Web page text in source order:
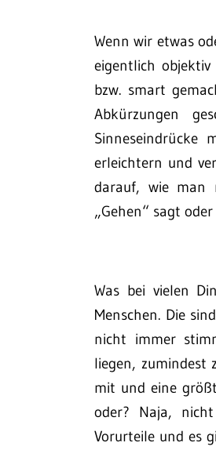
Wenn wir etwas
eigentlich
bzw. smart
Abkürzungen
Sinneseindrücke
erleichtern und
darauf, wie man
„Gehen“ sagt
Was bei vielen
Menschen. Die
nicht immer
liegen, zumindest
mit und eine
oder? Naja,
Vorurteile und es